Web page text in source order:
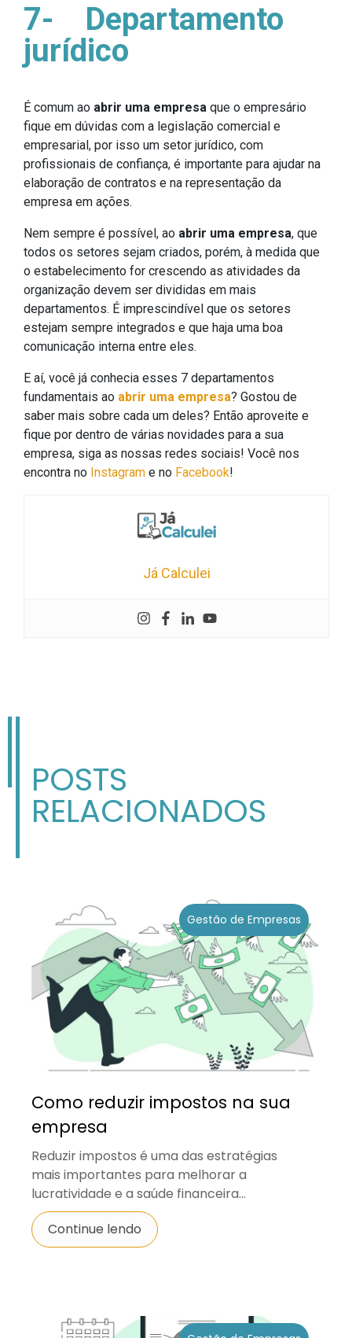
7-
Departamento
jurídico
É comum ao abrir uma empresa que o empresário
fique em dúvidas com a legislação comercial e
empresarial, por isso um setor jurídico, com
profissionais de confiança, é importante para ajudar na
elaboração de contratos e na representação da
empresa em ações.
Nem sempre é possível, ao abrir uma empresa, que
todos os setores sejam criados, porém, à medida que
o estabelecimento for crescendo as atividades da
organização devem ser divididas em mais
departamentos. É imprescindível que os setores
estejam sempre integrados e que haja uma boa
comunicação interna entre eles.
E aí, você já conhecia esses 7 departamentos
fundamentais ao abrir uma empresa? Gostou de
saber mais sobre cada um deles? Então aproveite e
fique por dentro de várias novidades para a sua
empresa, siga as nossas redes sociais! Você nos
encontra no Instagram e no Facebook!
Já Calculei
POSTS
RELACIONADOS
Gestão de Empresas
Como reduzir impostos na sua
empresa
Reduzir impostos é uma das estratégias
mais importantes para melhorar a
lucratividade e a saúde financeira...
Continue lendo